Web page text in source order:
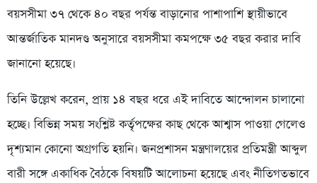
বয়সসীমা ৩৭ থেকে ৪০ বছর পর্যন্ত বাড়ানোর পাশাপাশি স্থায়ীভাবে
আন্তর্জাতিক মানদণ্ড অনুসারে বয়সসীমা কমপক্ষে ৩৫ বছর করার দাবি
জানানো হয়েছে।
তিনি উল্লেখ করেন, প্রায় ১৪ বছর ধরে এই দাবিতে আন্দোলন চালানো
হচ্ছে। বিভিন্ন সময় সংশ্লিষ্ট কর্তৃপক্ষের কাছ থেকে আশ্বাস পাওয়া গেলেও
দৃশ্যমান কোনো অগ্রগতি হয়নি। জনপ্রশাসন মন্ত্রণালয়ের প্রতিমন্ত্রী আব্দুল
বারী সঙ্গে একাধিক বৈঠকে বিষয়টি আলোচনা হয়েছে এবং নীতিগতভাবে